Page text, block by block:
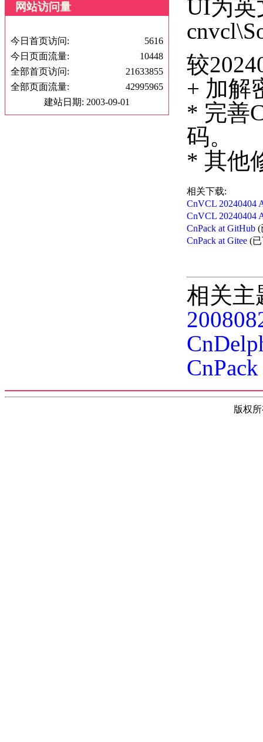
网站访问量
今日首页访问:
5616
今日页面流量:
10448
全部首页访问:
21633855
全部页面流量:
42995965
建站日期: 2003-09-01
UI为英
较
+ 加解
* 完善
码。
* 其他
相关下载:
CnVCL 20240404
CnVCL 20240404
CnPack at GitHub (
CnPack at Gitee (
相关主
版权